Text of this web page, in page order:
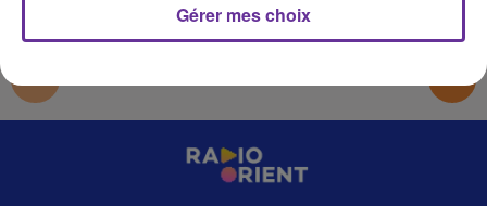
Gérer mes choix